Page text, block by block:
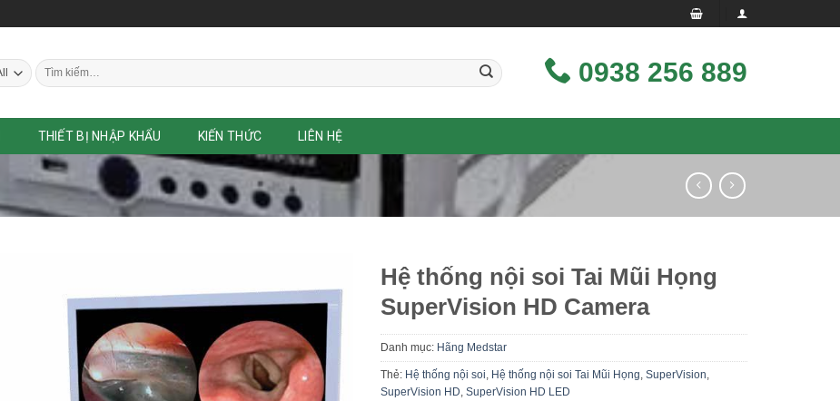
Tìm
kiếm:
0938 256 889
THIẾT BỊ NHẬP KHẨU KIẾN THỨC LIÊN HỆ
Hệ thống nội soi Tai Mũi Họng
SuperVision HD Camera
Danh mục: Hãng Medstar
Thẻ: Hệ thống nội soi, Hệ thống nội soi Tai Mũi Họng, SuperVision,
SuperVision HD, SuperVision HD LED